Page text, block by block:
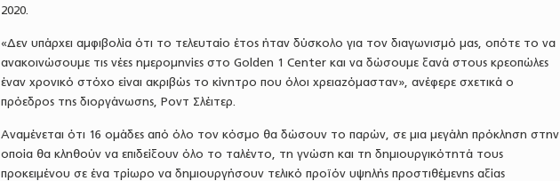
2020.
«Δεν υπάρχει αμφιβολία ότι το τελευταίο έτος ήταν δύσκολο για τον διαγωνισμό μας, οπότε το να
ανακοινώσουμε τις νέες ημερομηνίες στο Golden 1 Center και να δώσουμε ξανά στους κρεοπώλες
έναν χρονικό στόχο είναι ακριβώς το κίνητρο που όλοι χρειαζόμασταν», ανέφερε σχετικά ο
πρόεδρος της διοργάνωσης, Ροντ Σλέιτερ.
Αναμένεται ότι 16 ομάδες από όλο τον κόσμο θα δώσουν το παρών, σε μια μεγάλη πρόκληση στην
οποία θα κληθούν να επιδείξουν όλο το ταλέντο, τη γνώση και τη δημιουργικότητά τους
προκειμένου σε ένα τρίωρο να δημιουργήσουν τελικό προϊόν υψηλής προστιθέμενης αξίας